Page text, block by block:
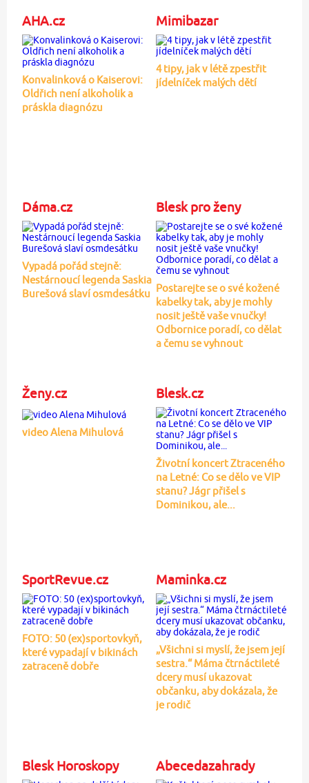
AHA.cz
Konvalinková o Kaiserovi:
Oldřich není alkoholik a
práskla diagnózu
Mimibazar
4 tipy, jak v létě zpestřit
jídelníček malých dětí
Dáma.cz
Vypadá pořád stejně:
Nestárnoucí legenda Saskia
Burešová slaví osmdesátku
Blesk pro ženy
Postarejte se o své kožené
kabelky tak, aby je mohly
nosit ještě vaše vnučky!
Odbornice poradí, co dělat
a čemu se vyhnout
Ženy.cz
video Alena Mihulová
Blesk.cz
Životní koncert Ztraceného
na Letné: Co se dělo ve VIP
stanu? Jágr přišel s
Dominikou, ale...
SportRevue.cz
FOTO: 50 (ex)sportovkyň,
které vypadají v bikinách
zatraceně dobře
Maminka.cz
„Všichni si myslí, že jsem její
sestra.“ Máma čtrnáctileté
dcery musí ukazovat
občanku, aby dokázala, že
je rodič
Blesk Horoskopy Abecedazahrady